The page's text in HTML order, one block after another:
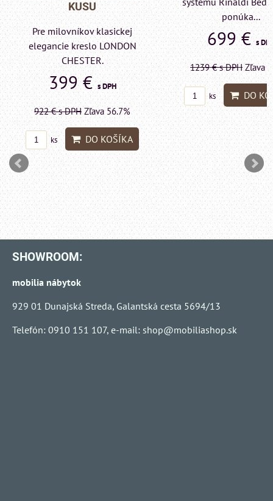
ponúka...
699 €s DPH
1239 €s DPH Zľava 43.6%
ks DO KOŠÍKA
KUSU
Pre milovníkov
elegancie kreslo
LONDON
599 €
1415 €s DPH
ks DO
SHOWROOM:
mobilia nábytok
929 01 Dunajská Streda, Galantská cesta 5694/13
Telefón: 0910 151 107, e-mail: shop@mobiliashop.sk